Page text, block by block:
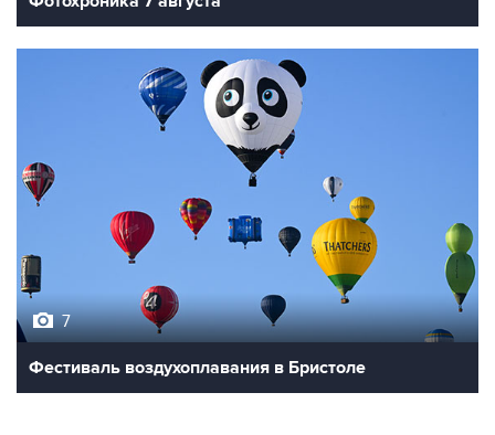
Фестиваль воздухоплавания в Бристоле